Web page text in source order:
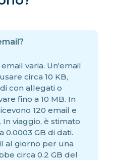
varia. Un'email
circa 10 KB,
con allegati o
fino a 10 MB. In
120 email e
In viaggio, è stimato
0.0003 GB di dati.
al giorno per una
circa 0.2 GB del